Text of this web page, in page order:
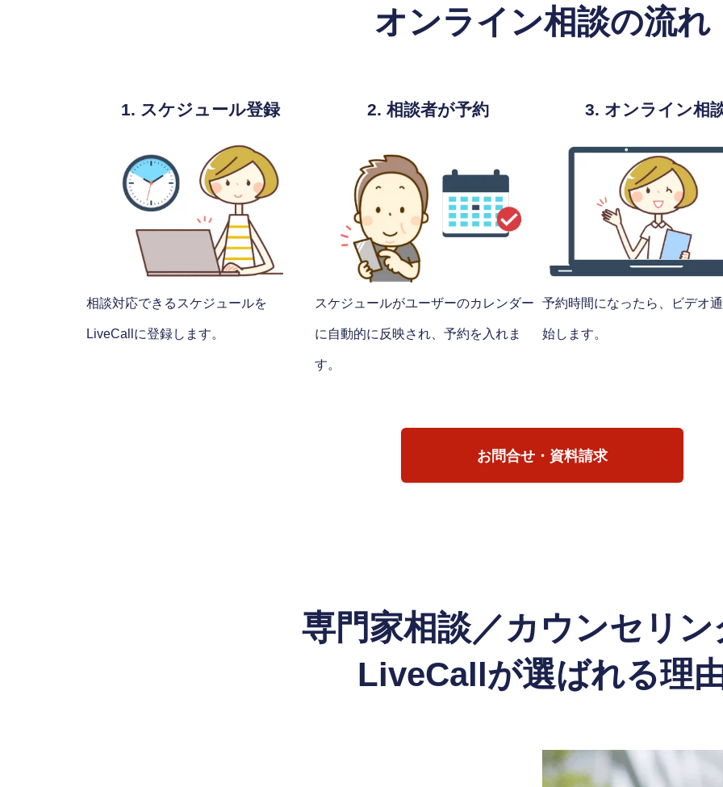
オンライン相談の流れ
1. スケジュール登録
相談対応できるスケジュールを
LiveCallに登録します。
2. 相談者が予約
スケジュールがユーザーのカレンダー
に自動的に反映され、予約を入れま
す。
3. オンライン相
予約時間になったら、ビデオ
始します。
お問合せ・資料請求
専門家相談／カウンセリン
LiveCallが選ばれる理